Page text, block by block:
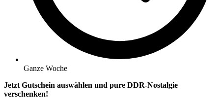
Ganze Woche
Jetzt Gutschein auswählen und pure DDR-Nostalgie
verschenken!